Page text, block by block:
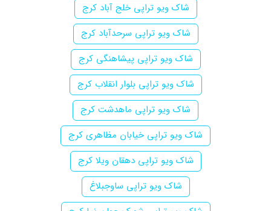
شاک ویو تراپی خلج آباد کرج
شاک ویو تراپی سرحدآباد کرج
شاک ویو تراپی پیشاهنگی کرج
شاک ویو تراپی بلوار انقلاب کرج
شاک ویو تراپی ماهدشت کرج
شاک ویو تراپی خیابان مظاهری کرج
شاک ویو تراپی دهقان ویلا کرج
شاک ویو تراپی ساوجبلاغ